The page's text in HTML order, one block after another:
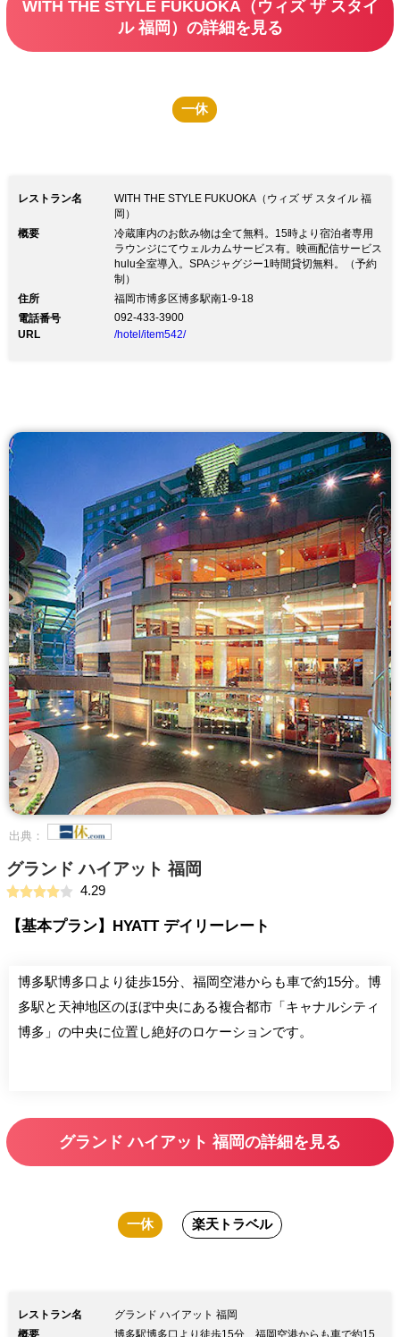
WITH THE STYLE FUKUOKA（ウィズ ザ スタイ
ル 福岡）の詳細を見る
一休
レストラン名
WITH THE STYLE FUKUOKA（ウィズ ザ スタイル 福
岡）
概要
冷蔵庫内のお飲み物は全て無料。15時より宿泊者専用
ラウンジにてウェルカムサービス有。映画配信サービス
hulu全室導入。SPAジャグジー1時間貸切無料。（予約
制）
住所
福岡市博多区博多駅南1-9-18
電話番号
092-433-3900
URL
/hotel/item542/
出典：
グランド ハイアット 福岡
4.29
【基本プラン】HYATT デイリーレート
博多駅博多口より徒歩15分、福岡空港からも車で約15分。博
多駅と天神地区のほぼ中央にある複合都市「キャナルシティ
博多」の中央に位置し絶好のロケーションです。
グランド ハイアット 福岡の詳細を見る
一休 楽天トラベル
レストラン名
グランド ハイアット 福岡
概要
博多駅博多口より徒歩15分、福岡空港からも車で約15